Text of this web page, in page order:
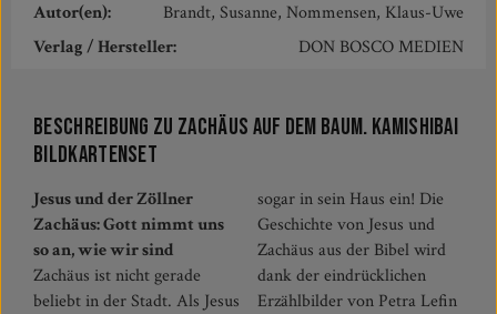
Autor(en):
Brandt, Susanne, Nommensen, Klaus-Uwe
Verlag / Hersteller:
DON BOSCO MEDIEN
Beschreibung zu Zachäus auf dem Baum. Kamishibai
Bildkartenset
Jesus und der Zöllner
Zachäus: Gott nimmt uns
so an, wie wir sind
Zachäus ist nicht gerade
beliebt in der Stadt. Als Jesus
sogar in sein Haus ein! Die
Geschichte von Jesus und
Zachäus aus der Bibel wird
dank der eindrücklichen
Erzählbilder von Petra Lefin